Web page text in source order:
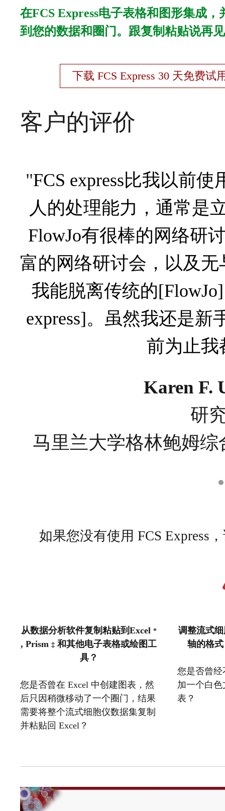
在FCS Express电子表格和图形集成，
到您的数据和圈门。跟复制粘贴说再
下载 FCS Express 30 天免费试
客户的评价
"FCS express比我以前
人的处理能力，通常是
FlowJo有很棒的网络研
富的网络研讨会，以及
我能脱离传统的
express]。虽然我还是
前为止我
Karen F.
研
马里兰大学格林鲍姆
如果您没有使用 FCS Express
从数据分析软件复制粘贴到Excel *
, Prism ‡ 和其他电子表格或绘图工
具？
您是否曾在 Excel 中创建图表，然
后只因稍微移动了一个圈门，结果
需要将整个流式细胞仪数据集复制
并粘贴回 Excel？
调整流式
轴的格
您是否曾
加一个白
表？